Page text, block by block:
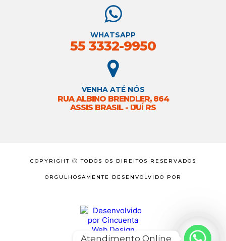
WHATSAPP
55 3332-9950
VENHA ATÉ NÓS
RUA ALBINO BRENDLER, 864
ASSIS BRASIL - IJUÍ RS
COPYRIGHT Ⓒ TODOS OS DIREITOS RESERVADOS
ORGULHOSAMENTE DESENVOLVIDO POR
Atendimento Online